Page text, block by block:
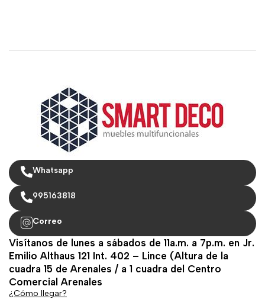
Whatsapp
995163818
Correo
Visítanos de lunes a sábados de 11a.m. a 7p.m. en Jr.
Emilio Althaus 121 Int. 402 – Lince (Altura de la
cuadra 15 de Arenales / a 1 cuadra del Centro
Comercial Arenales
¿Cómo llegar?